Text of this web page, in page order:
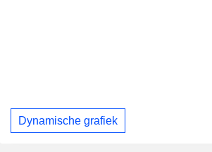
Dynamische grafiek